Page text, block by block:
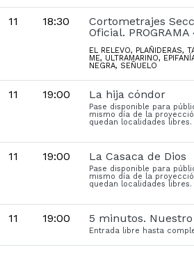
11 18:30
Cortometrajes
Oficial. PROGRAMA
EL RELEVO, PLAÑIDERAS,
ME, ULTRAMARINO,
NEGRA, SEÑUELO
11 19:00 La hija cóndor
Pase disponible para
mismo día de la
quedan localidades libres.
11 19:00 La Casaca de Dios
Pase disponible para
mismo día de la
quedan localidades libres.
11 19:00 5 minutos.
Entrada libre hasta